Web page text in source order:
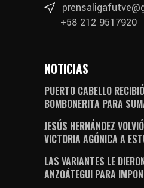
+58 212 9517920
NOTICIAS
PUERTO CABELLO
BOMBONERITA PARA
JESÚS HERNÁNDEZ
VICTORIA AGÓNICA A
LAS VARIANTES LE
ANZOÁTEGUI PARA